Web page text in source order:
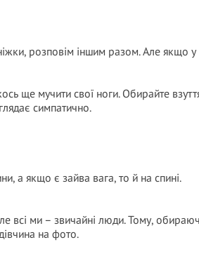
розповім іншим разом. Але якщо у
ще мучити свої ноги. Обирайте
симпатично.
а якщо є зайва вага, то й на спині.
всі ми – звичайні люди. Тому,
на фото.